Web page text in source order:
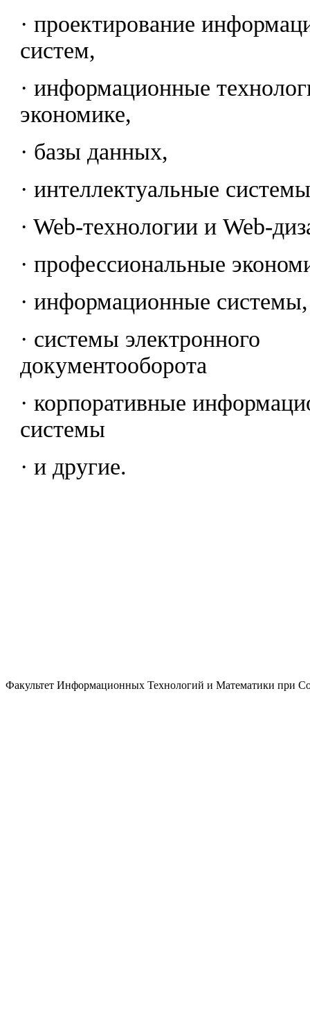
· проектирование
систем,
· информационные
экономике,
· базы данных,
· интеллектуальные
· Web-технологии и Web-
· профессиональные
· информационные системы,
· системы электронного
документооборота
· корпоративные
системы
· и другие.
Факультет Информационных Технологий и Математики при